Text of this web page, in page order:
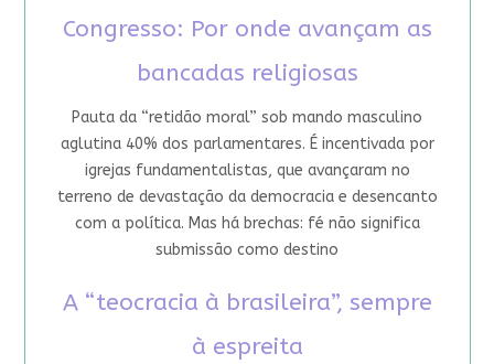
Congresso: Por onde avançam as
bancadas religiosas
Pauta da “retidão moral” sob mando masculino
aglutina 40% dos parlamentares. É incentivada por
igrejas fundamentalistas, que avançaram no
terreno de devastação da democracia e desencanto
com a política. Mas há brechas: fé não significa
submissão como destino
A “teocracia à brasileira”, sempre
à espreita